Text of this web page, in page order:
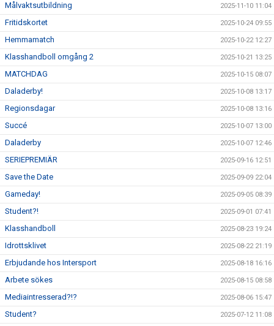
Målvaktsutbildning 2025-11-10 11:04
Fritidskortet 2025-10-24 09:55
Hemmamatch 2025-10-22 12:27
Klasshandboll omgång 2 2025-10-21 13:25
MATCHDAG 2025-10-15 08:07
Daladerby! 2025-10-08 13:17
Regionsdagar 2025-10-08 13:16
Succé 2025-10-07 13:00
Daladerby 2025-10-07 12:46
SERIEPREMIÄR 2025-09-16 12:51
Save the Date 2025-09-09 22:04
Gameday! 2025-09-05 08:39
Student?! 2025-09-01 07:41
Klasshandboll 2025-08-23 19:24
Idrottsklivet 2025-08-22 21:19
Erbjudande hos Intersport 2025-08-18 16:16
Arbete sökes 2025-08-15 08:58
Mediaintresserad?!? 2025-08-06 15:47
Student? 2025-07-12 11:08